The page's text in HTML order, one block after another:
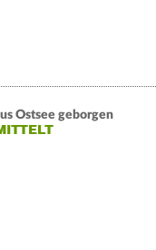
Ostsee geborgen